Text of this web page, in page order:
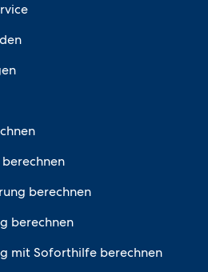
berechnen
berechnen
mit Soforthilfe berechnen